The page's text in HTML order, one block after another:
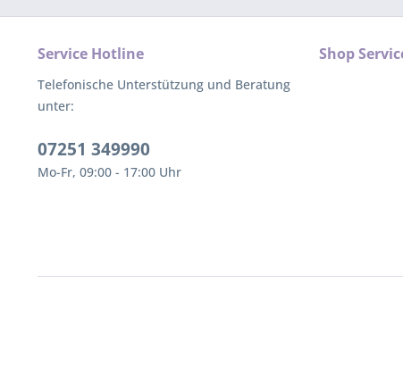
Service Hotline
Telefonische Unterstützung und Beratung
unter:
07251 349990
Mo-Fr, 09:00 - 17:00 Uhr
Shop